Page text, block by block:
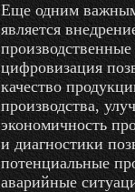
Еще одним
является
цифровизация
качество
производства,
экономичность
и диагностики
потенциальные
аварийные